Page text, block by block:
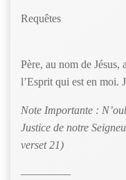
Requêtes
Père, au nom de
l’Esprit qui est en moi.
Note Importante :
Justice de notre
verset 21)
————–